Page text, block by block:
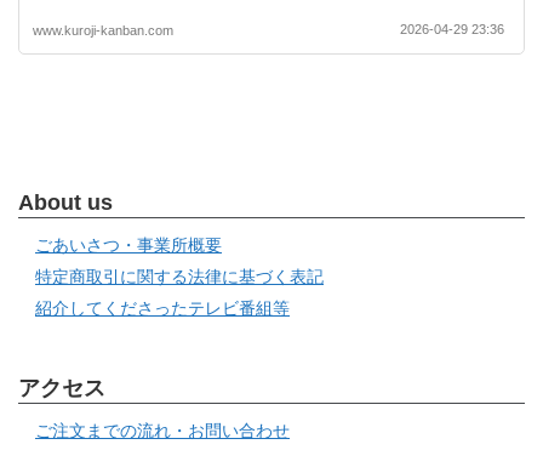
www.kuroji-kanban.com 2026-04-29 23:36
About us
ごあいさつ・事業所概要
特定商取引に関する法律に基づく表記
紹介してくださったテレビ番組等
アクセス
ご注文までの流れ・お問い合わせ